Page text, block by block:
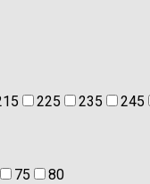
225 235 245
75 80